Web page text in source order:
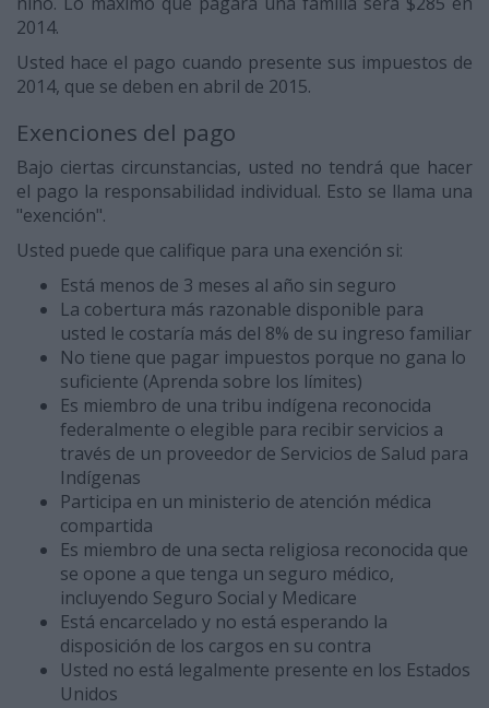
2014.
Usted hace el pago cuando presente sus impuestos de
2014, que se deben en abril de 2015.
Exenciones del pago
Bajo ciertas circunstancias, usted no tendrá que hacer
el pago la responsabilidad individual. Esto se llama una
"exención".
Usted puede que califique para una exención si:
Está menos de 3 meses al año sin seguro
La cobertura más razonable disponible para
usted le costaría más del 8% de su ingreso familiar
No tiene que pagar impuestos porque no gana lo
suficiente (Aprenda sobre los límites)
Es miembro de una tribu indígena reconocida
federalmente o elegible para recibir servicios a
través de un proveedor de Servicios de Salud para
Indígenas
Participa en un ministerio de atención médica
compartida
Es miembro de una secta religiosa reconocida que
se opone a que tenga un seguro médico,
incluyendo Seguro Social y Medicare
Está encarcelado y no está esperando la
disposición de los cargos en su contra
Usted no está legalmente presente en los Estados
Unidos